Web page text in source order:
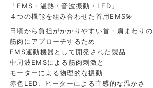
「EMS・温熱・音波振動・LED」
４つの機能を組み合わせた首用EMS💫
日頃から負担がかかりやすい首・肩まわりの
筋肉にアプローチするため
EMS運動機器として開発された製品
中周波EMSによる筋肉刺激と
モーターによる物理的な振動
赤色LED、ヒーターによる直感的な温かさ